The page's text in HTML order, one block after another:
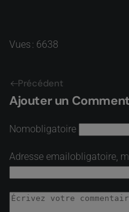
Vues : 6638
Précédent
Ajouter un
Nomobligatoire
Adresse emailobligatoire,